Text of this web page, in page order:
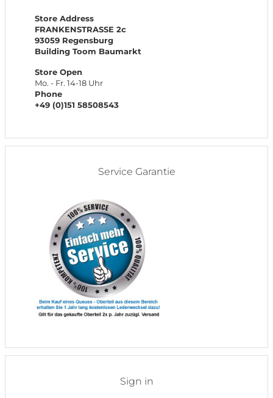
Store Address
FRANKENSTRASSE 2c
93059 Regensburg
Building Toom Baumarkt
Store Open
Mo. - Fr. 14-18 Uhr
Phone
+49 (0)151 58508543
Service Garantie
Sign in